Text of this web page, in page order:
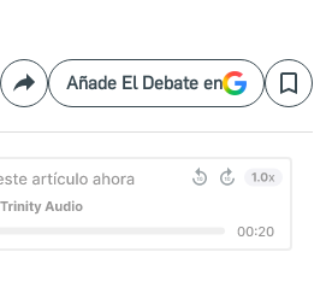
CompartirAñade El Debate en Save